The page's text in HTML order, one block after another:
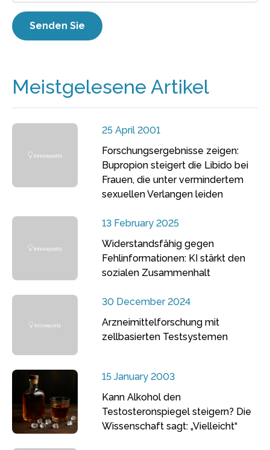
Meistgelesene Artikel
25 April 2001
Forschungsergebnisse zeigen:
Bupropion steigert die Libido bei
Frauen, die unter vermindertem
sexuellen Verlangen leiden
13 February 2025
Widerstandsfähig gegen
Fehlinformationen: KI stärkt den
sozialen Zusammenhalt
30 December 2024
Arzneimittelforschung mit
zellbasierten Testsystemen
15 January 2003
Kann Alkohol den
Testosteronspiegel steigern? Die
Wissenschaft sagt: „Vielleicht“